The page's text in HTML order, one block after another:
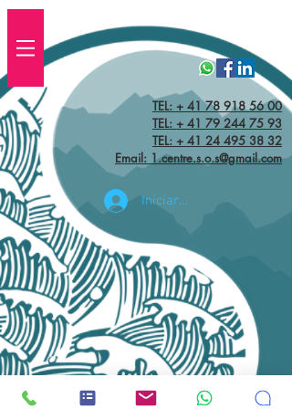
TEL: + 41 78 918 56 00
TEL: + 41 79 244 75 93
TEL: + 41 24 495 38 32‬
Email: 1.centre.s.o.s@gmail.com
Iniciar sesión